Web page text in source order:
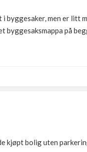
men er litt
på
kjøpt bolig uten